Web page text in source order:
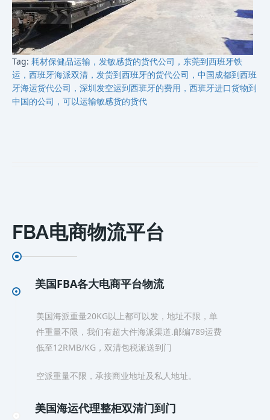
Tag: 耗材保健品运输，发敏感货的货代公司，东莞到西班牙铁
运，西班牙海派双清，发货到西班牙的货代公司，中国成都到西班
牙海运货代公司，深圳发空运到西班牙的费用，西班牙进口货物到
中国的公司，可以运输敏感货的货代
FBA电商物流平台
美国FBA各大电商平台物流
美国海派重量20KG以上都可以发，地址不限，单
件重量不限，我们有超大件海派渠道.邮编789运费
低至12RMB/KG，双清包税派送到门
空派重量不限，承接商业地址及私人地址。
美国海运代理整柜双清门到门